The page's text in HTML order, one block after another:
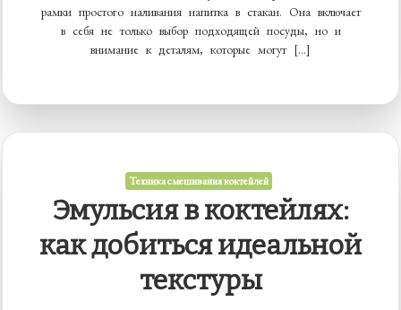
рамки простого наливания напитка в стакан. Она включает
в себя не только выбор подходящей посуды, но и
внимание к деталям, которые могут […]
Техника смешивания коктейлей
Эмульсия в коктейлях:
как добиться идеальной
текстуры